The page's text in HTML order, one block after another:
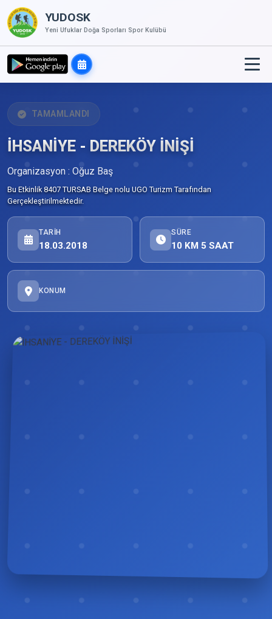
YUDOSK
Yeni Ufuklar Doğa Sporları Spor Kulübü
TAMAMLANDI
İHSANİYE - DEREKÖY İNİŞİ
Organizasyon : Oğuz Baş
Bu Etkinlik 8407 TURSAB Belge nolu UGO Turizm Tarafından
Gerçekleştirilmektedir.
TARIH
18.03.2018
SÜRE
10 KM 5 SAAT
KONUM